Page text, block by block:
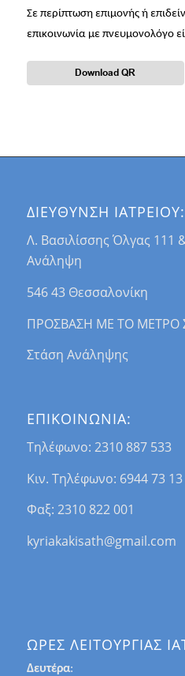
Σε περίπτωση επιμονής ή
επικοινωνία με πνευμονολόγο
Download QR
ΔΙΕΥΘΥΝΣΗ ΙΑΤΡΕΙΟΥ:
Λ. Βασιλίσσης Όλγας 111
Ανάληψη
546 43 Θεσσαλονίκη
ΠΡΟΣΒΑΣΗ ΜΕ ΤΟ ΜΕΤΡΟ
Στάση Ανάληψης
ΕΠΙΚΟΙΝΩΝΙΑ:
Τηλέφωνο: 2310 887 533
Κιν. Τηλέφωνο: 6944 73
Φαξ: 2310 822 001
kyriakakisath@gmail.com
ΩΡΕΣ ΛΕΙΤΟΥΡΓΙΑΣ
Δευτέρα: